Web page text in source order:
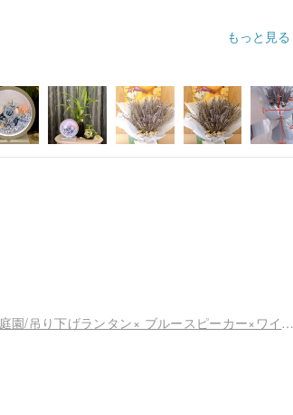
もっと見る
日本の永遠のバラ/温かみのあるピンクの庭園/吊り下げランタン× ブルースピーカー×ワイヤレス充電バレンタインデー